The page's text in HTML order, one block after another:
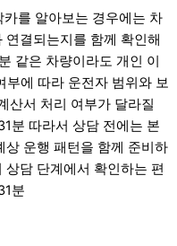
를 알아보는 경우에는 차
결되는지를 함께 확인해
같은 차량이라도 개인 이
부에 따라 운전자 범위와 보
산서 처리 여부가 달라질
분 따라서 상담 전에는 본
상 운행 패턴을 함께 준비하
담 단계에서 확인하는 편
분